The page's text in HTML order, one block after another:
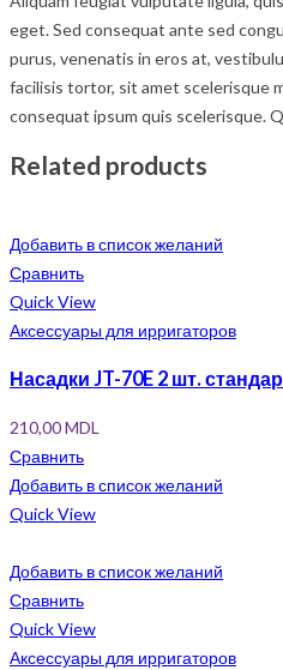
eget. Sed consequat ante sed
purus, venenatis in eros at,
facilisis tortor, sit amet scelerisque
consequat ipsum quis scelerisque.
Related products
Добавить в список желаний
Сравнить
Quick View
Аксессуары для ирригаторов
Насадки JT-70E 2 шт.
210,00MDL
Сравнить
Добавить в список желаний
Quick View
Добавить в список желаний
Сравнить
Quick View
Аксессуары для ирригаторов